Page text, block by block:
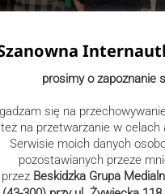
prosimy o zapoznanie
się na
też na przetwarzanie w
Serwisie moich danych
pozostawianych przeze
przez Beskidzka Grupa